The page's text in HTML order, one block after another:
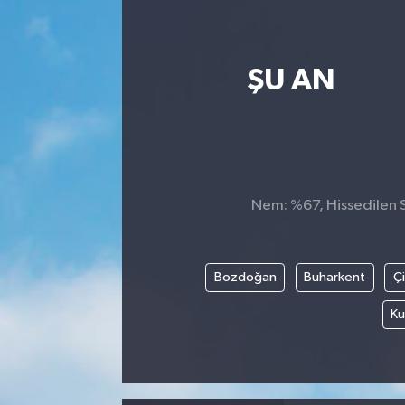
ŞU AN
Nem: %67, Hissedilen
Bozdoğan Buharkent